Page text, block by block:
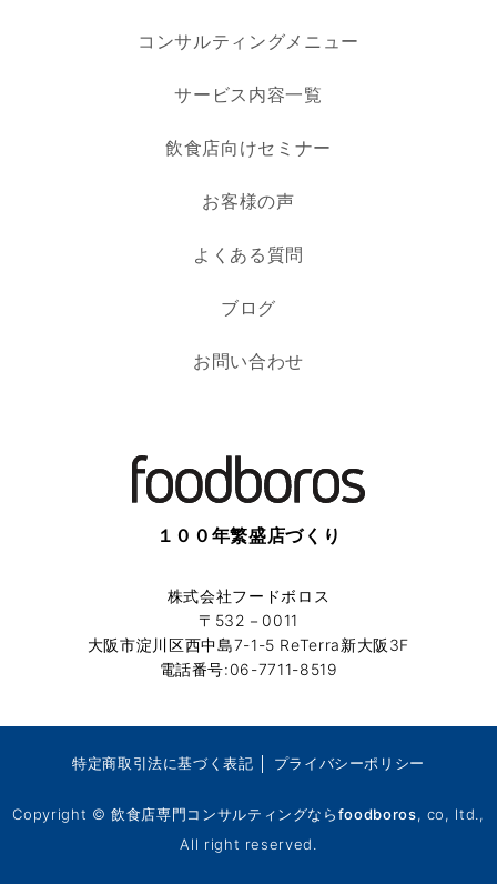
コンサルティングメニュー
サービス内容一覧
飲食店向けセミナー
お客様の声
よくある質問
ブログ
お問い合わせ
１００年繁盛店づくり
株式会社フードボロス
〒532－0011
大阪市淀川区西中島7-1-5 ReTerra新大阪3F
電話番号:06-7711-8519
特定商取引法に基づく表記 プライバシーポリシー
Copyright ©飲食店専門コンサルティングならfoodboros, co, ltd.,
All right reserved.